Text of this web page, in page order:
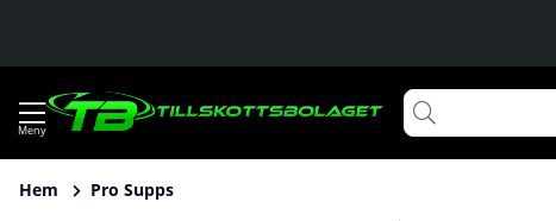
Hem Pro Supps